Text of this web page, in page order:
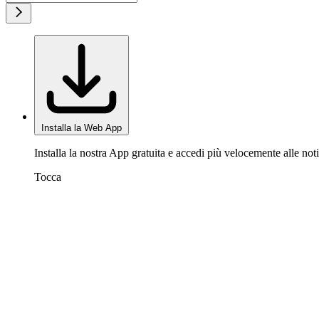
Installa la Web App
Installa la nostra App gratuita e accedi più velocemente alle
Tocca